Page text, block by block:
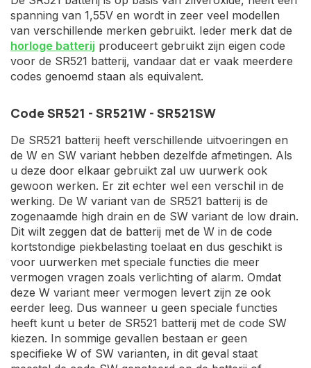
spanning van 1,55V en wordt in zeer veel modellen
van verschillende merken gebruikt. Ieder merk dat de
horloge batterij produceert gebruikt zijn eigen code
voor de SR521 batterij, vandaar dat er vaak meerdere
codes genoemd staan als equivalent.
Code SR521 - SR521W - SR521SW
De SR521 batterij heeft verschillende uitvoeringen en
de W en SW variant hebben dezelfde afmetingen. Als
u deze door elkaar gebruikt zal uw uurwerk ook
gewoon werken. Er zit echter wel een verschil in de
werking. De W variant van de SR521 batterij is de
zogenaamde high drain en de SW variant de low drain.
Dit wilt zeggen dat de batterij met de W in de code
kortstondige piekbelasting toelaat en dus geschikt is
voor uurwerken met speciale functies die meer
vermogen vragen zoals verlichting of alarm. Omdat
deze W variant meer vermogen levert zijn ze ook
eerder leeg. Dus wanneer u geen speciale functies
heeft kunt u beter de SR521 batterij met de code SW
kiezen. In sommige gevallen bestaan er geen
specifieke W of SW varianten, in dit geval staat